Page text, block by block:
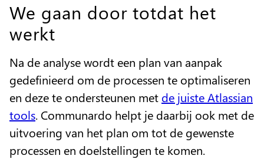
We gaan door totdat het
werkt
Na de analyse wordt een plan van aanpak
gedefinieerd om de processen te optimaliseren
en deze te ondersteunen met de juiste Atlassian
tools. Communardo helpt je daarbij ook met de
uitvoering van het plan om tot de gewenste
processen en doelstellingen te komen.